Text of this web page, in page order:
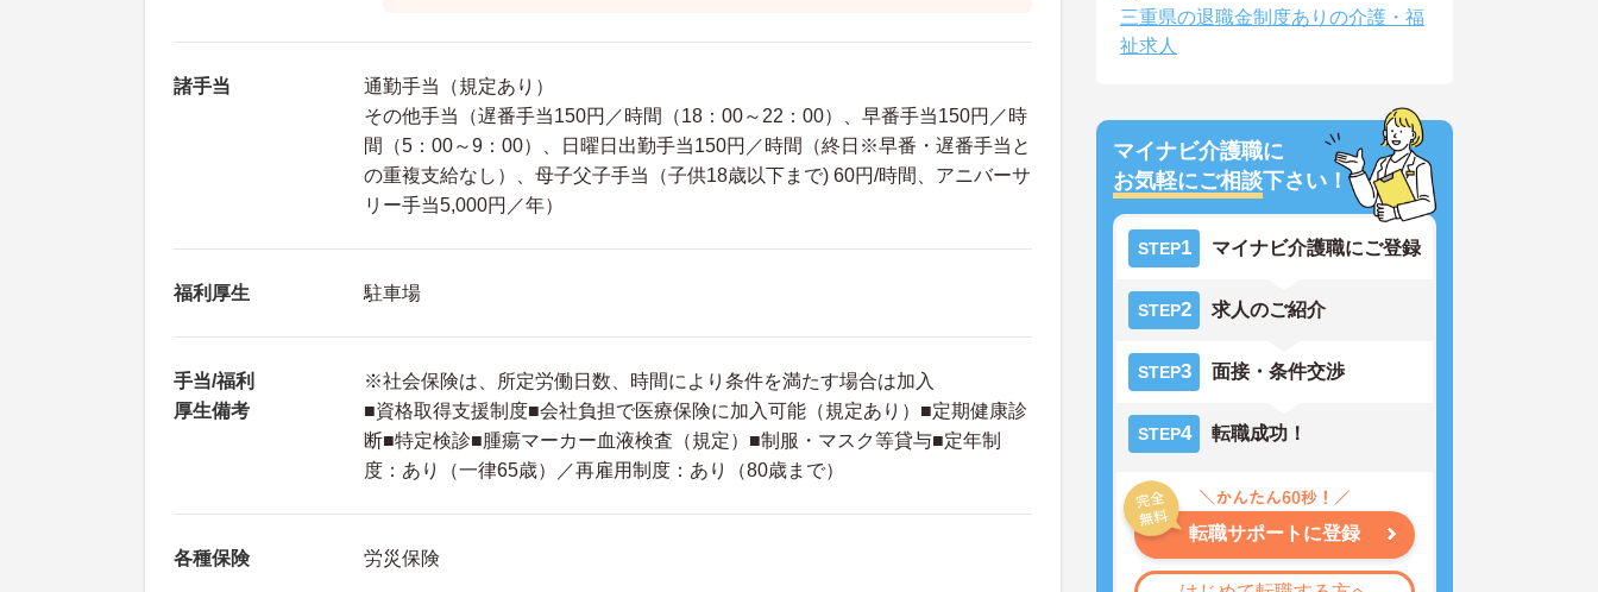
諸手当
通勤手当（規定あり）
その他手当（遅番手当150円／時間（18：00～22：00）、早番手当150円／時
間（5：00～9：00）、日曜日出勤手当150円／時間（終日※早番・遅番手当と
の重複支給なし）、母子父子手当（子供18歳以下まで) 60円/時間、アニバーサ
リー手当5,000円／年）
福利厚生 駐車場
手当/福利
厚生備考
※社会保険は、所定労働日数、時間により条件を満たす場合は加入
■資格取得支援制度■会社負担で医療保険に加入可能（規定あり）■定期健康診
断■特定検診■腫瘍マーカー血液検査（規定）■制服・マスク等貸与■定年制
度：あり（一律65歳）／再雇用制度：あり（80歳まで）
各種保険 労災保険
三重県の退職金制度ありの介護・福
祉求人
マイナビ介護職に
お気軽にご相談下さい！
STEP1 マイナビ介護職にご登録
STEP2 求人のご紹介
STEP3 面接・条件交渉
STEP4 転職成功！
転職サポートに登録